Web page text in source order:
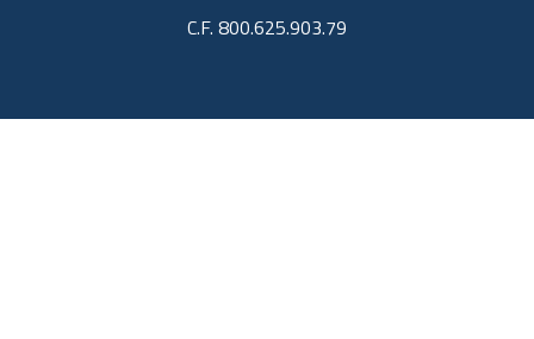
C.F. 800.625.903.79